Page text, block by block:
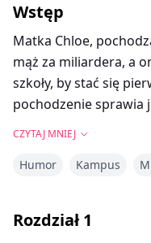
Wstęp
Matka Chloe,
mąż za miliardera, a
szkoły, by stać się
pochodzenie sprawia
Ale dziewczynka
nianią dziewczynki i
prześladowców?
CZYTAJ MNIEJ
Humor Kampus
Rozdział1